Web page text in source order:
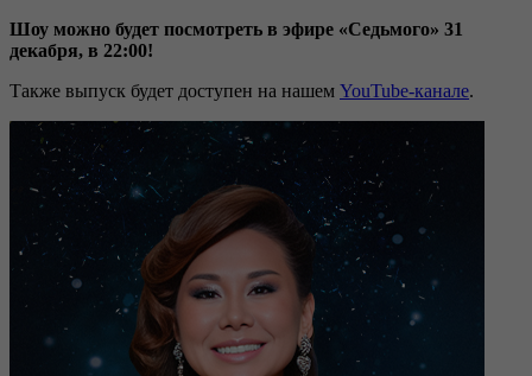
Шоу можно будет посмотреть в эфире «Седьмого» 31
декабря, в 22:00!
Также выпуск будет доступен на нашем YouTube-канале.